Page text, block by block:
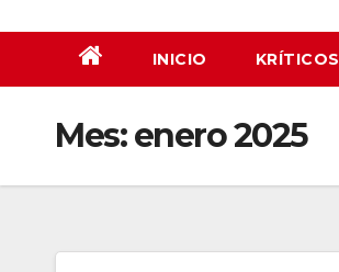
INICIO KRÍTICOS
Mes:enero 2025